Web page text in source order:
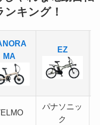
キング！
MA
EZ
パナソニッ
ク